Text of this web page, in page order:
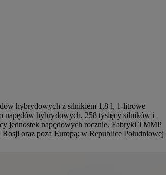
hybrydowych z silnikiem 1,8 l, 1-litrowe
napędów hybrydowych, 258 tysięcy silników i
jednostek napędowych rocznie. Fabryki TMMP
oraz poza Europą: w Republice Południowej